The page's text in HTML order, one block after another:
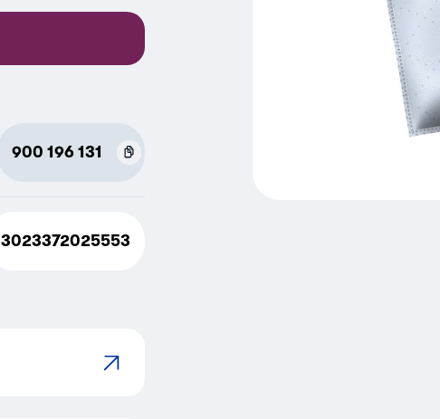
900 196 131
3023372025553